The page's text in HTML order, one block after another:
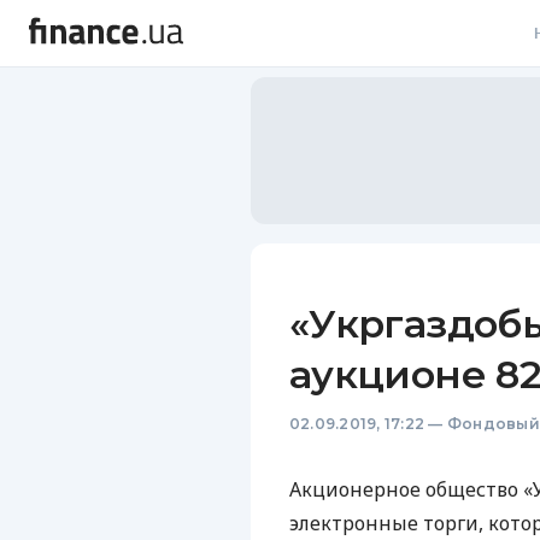
аукционе
02.09.2019, 17:22 —
Акционерное общество
электронные торги,